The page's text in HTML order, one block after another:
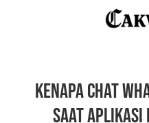
Kenapa Chat
Saat Aplikasi